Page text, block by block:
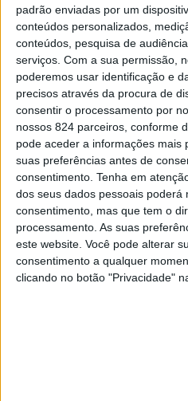
padrão enviadas por um
conteúdos personalizados,
conteúdos, pesquisa de
serviços. Com a sua permissão,
poderemos usar identificação e
precisos através da procura de
consentir o processamento por
nossos 824 parceiros, conforme
pode aceder a informações mais
suas preferências antes de
consentimento. Tenha em
dos seus dados pessoais poderá
consentimento, mas que tem o
processamento. As suas
este website. Você pode alterar
consentimento a qualquer
clicando no botão "Privacidade"
O Centro de Interpretação
Quinta da Saúde e a Porta do
São Mamede vão ser
Fevereiro, estando
Ambiente e Energia, Maria da
O mítico espaço foi alvo de